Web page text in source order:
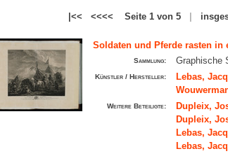
|<< <<<< Seite 1 von 5
Soldaten und Pferde rasten in
Sammlung: Graphische
Künstler / Hersteller: Lebas,
Weitere Beteiligte: Dupleix,
Dupleix,
Lebas,
Lebas,